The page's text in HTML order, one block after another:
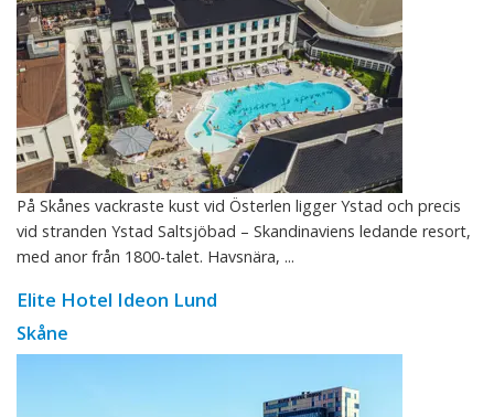
På Skånes vackraste kust vid Österlen ligger Ystad och precis
vid stranden Ystad Saltsjöbad – Skandinaviens ledande resort,
med anor från 1800-talet. Havsnära, ...
Elite Hotel Ideon Lund
Skåne